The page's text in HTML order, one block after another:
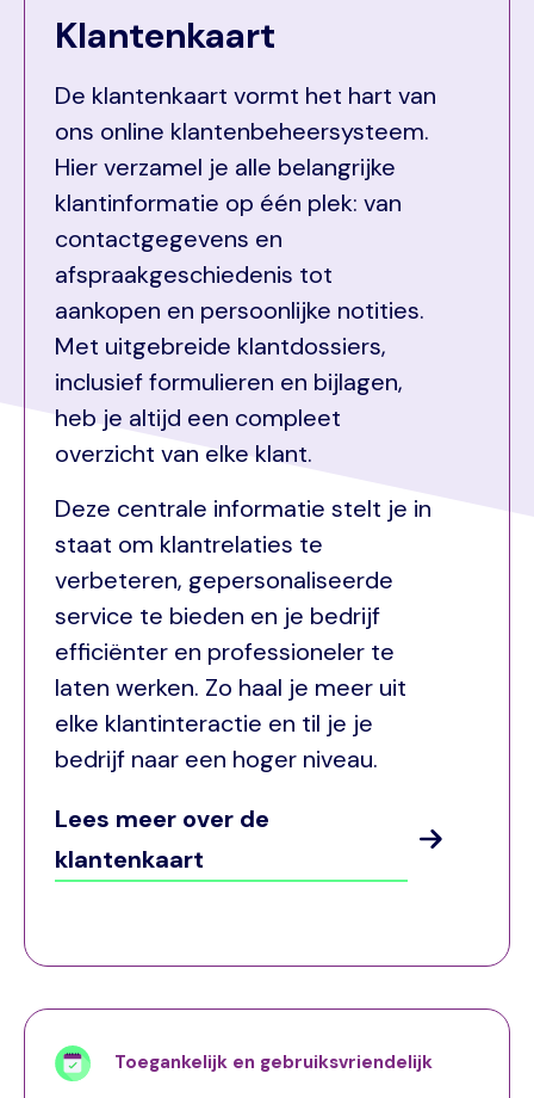
Klantenkaart
De klantenkaart vormt het hart van
ons online klantenbeheersysteem.
Hier verzamel je alle belangrijke
klantinformatie op één plek: van
contactgegevens en
afspraakgeschiedenis tot
aankopen en persoonlijke notities.
Met uitgebreide klantdossiers,
inclusief formulieren en bijlagen,
heb je altijd een compleet
overzicht van elke klant.
Deze centrale informatie stelt je in
staat om klantrelaties te
verbeteren, gepersonaliseerde
service te bieden en je bedrijf
efficiënter en professioneler te
laten werken. Zo haal je meer uit
elke klantinteractie en til je je
bedrijf naar een hoger niveau.
Lees meer over de
klantenkaart
Toegankelijk en gebruiksvriendelijk